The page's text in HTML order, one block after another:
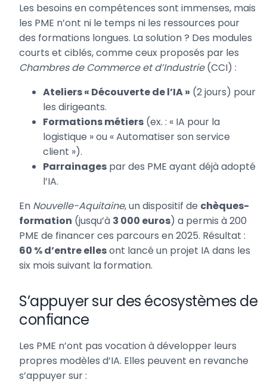
Les besoins en compétences sont immenses, mais
les PME n’ont ni le temps ni les ressources pour
des formations longues. La solution ? Des modules
courts et ciblés, comme ceux proposés par les
Chambres de Commerce et d’Industrie(CCI) :
Ateliers « Découverte de l’IA » (2 jours) pour
les dirigeants.
Formations métiers (ex. : « IA pour la
logistique » ou « Automatiser son service
client »).
Parrainages par des PME ayant déjà adopté
l’IA.
En Nouvelle-Aquitaine, un dispositif de chèques-
formation (jusqu’à 3 000 euros) a permis à 200
PME de financer ces parcours en 2025. Résultat :
60 % d’entre ellesont lancé un projet IA dans les
six mois suivant la formation.
S’appuyer sur des écosystèmes de
confiance
Les PME n’ont pas vocation à développer leurs
propres modèles d’IA. Elles peuvent en revanche
s’appuyer sur :